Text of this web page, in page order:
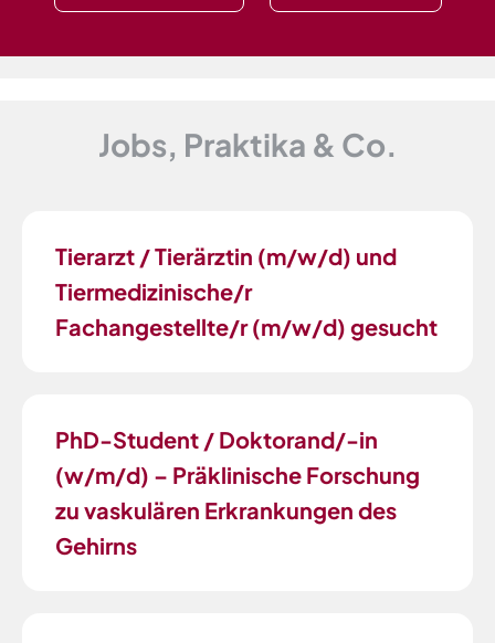
Jobs, Praktika & Co.
Tierarzt / Tierärztin (m/w/d) und
Tiermedizinische/r
Fachangestellte/r (m/w/d) gesucht
PhD-Student / Doktorand/-in
(w/m/d) – Präklinische Forschung
zu vaskulären Erkrankungen des
Gehirns